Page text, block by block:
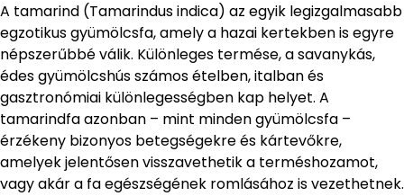
A tamarind (Tamarindus indica) az egyik legizgalmasabb
egzotikus gyümölcsfa, amely a hazai kertekben is egyre
népszerűbbé válik. Különleges termése, a savanykás,
édes gyümölcshús számos ételben, italban és
gasztronómiai különlegességben kap helyet. A
tamarindfa azonban – mint minden gyümölcsfa –
érzékeny bizonyos betegségekre és kártevőkre,
amelyek jelentősen visszavethetik a terméshozamot,
vagy akár a fa egészségének romlásához is vezethetnek.